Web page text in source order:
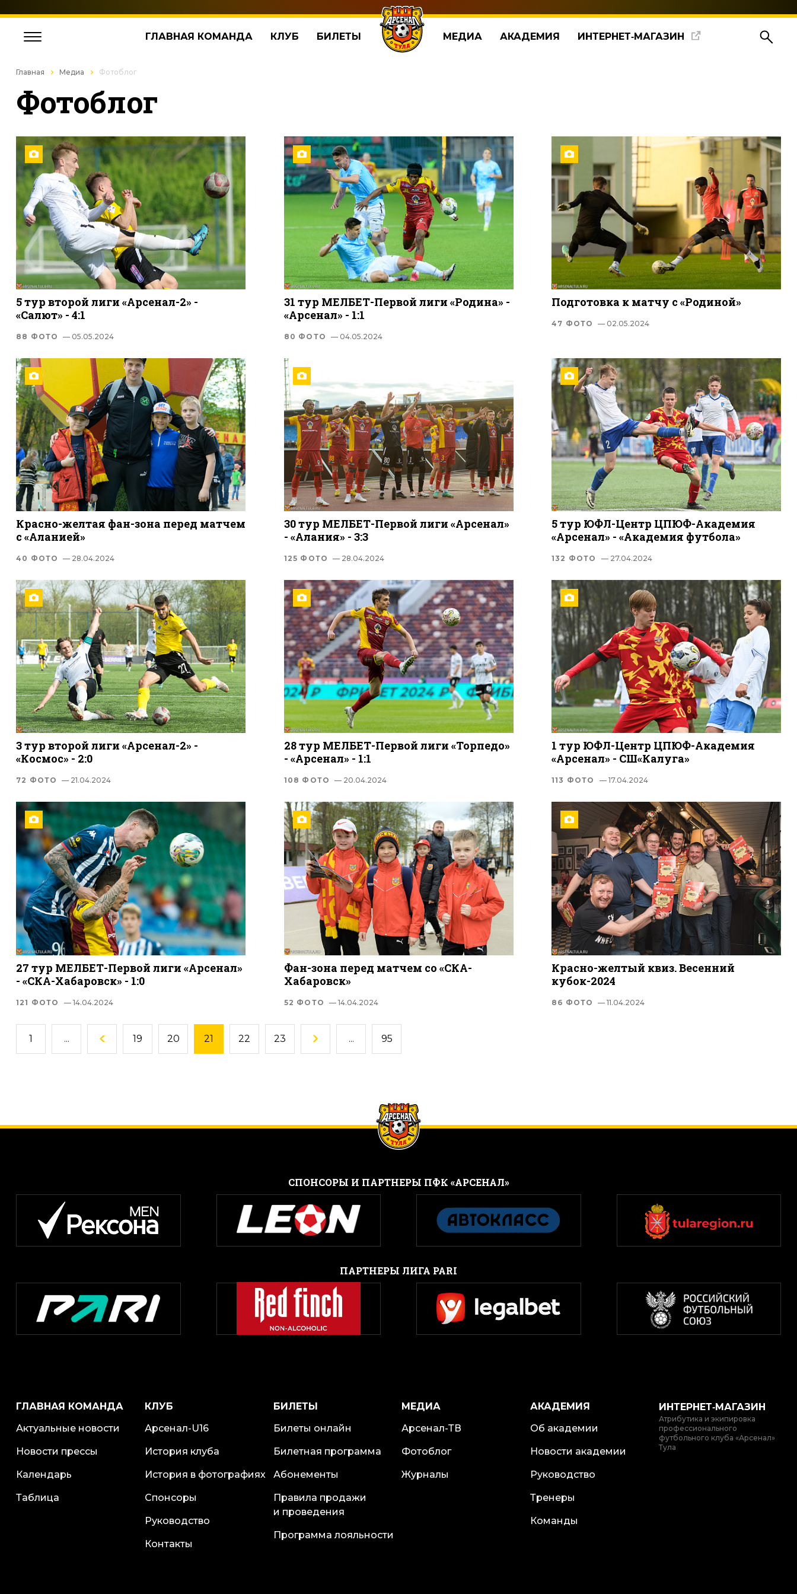
ГЛАВНАЯ КОМАНДА КЛУБ БИЛЕТЫ МЕДИА АКАДЕМИЯ ИНТЕРНЕТ‑МАГАЗИН
Главная Медиа Фотоблог
Фотоблог
5 тур второй лиги «Арсенал-2» -
«Салют» - 4:1
88 ФОТО — 05.05.2024
31 тур МЕЛБЕТ-Первой лиги «Родина» -
«Арсенал» - 1:1
80 ФОТО — 04.05.2024
Подготовка к матчу с «Родиной»
47 ФОТО — 02.05.2024
Красно-желтая фан-зона перед матчем
с «Аланией»
40 ФОТО — 28.04.2024
30 тур МЕЛБЕТ-Первой лиги «Арсенал»
- «Алания» - 3:3
125 ФОТО — 28.04.2024
5 тур ЮФЛ-Центр ЦПЮФ-Академия
«Арсенал» - «Академия футбола»
132 ФОТО — 27.04.2024
3 тур второй лиги «Арсенал-2» -
«Космос» - 2:0
72 ФОТО — 21.04.2024
28 тур МЕЛБЕТ-Первой лиги «Торпедо»
- «Арсенал» - 1:1
108 ФОТО — 20.04.2024
1 тур ЮФЛ-Центр ЦПЮФ-Академия
«Арсенал» - СШ«Калуга»
113 ФОТО — 17.04.2024
27 тур МЕЛБЕТ-Первой лиги «Арсенал»
- «СКА-Хабаровск» - 1:0
121 ФОТО — 14.04.2024
Фан-зона перед матчем со «СКА-
Хабаровск»
52 ФОТО — 14.04.2024
Красно-желтый квиз. Весенний
кубок-2024
86 ФОТО — 11.04.2024
1 ... 19 20 21 22 23 ... 95
CПОНСОРЫ И ПАРТНЕРЫ ПФК «АРСЕНАЛ»
ПАРТНЕРЫ ЛИГА PARI
ГЛАВНАЯ КОМАНДА
Актуальные новости
Новости прессы
Календарь
Таблица
КЛУБ
Арсенал-U16
История клуба
История в фотографиях
Спонсоры
Руководство
Контакты
БИЛЕТЫ
Билеты онлайн
Билетная программа
Абонементы
Правила продажи
и проведения
Программа лояльности
МЕДИА
Арсенал-ТВ
Фотоблог
Журналы
АКАДЕМИЯ
Об академии
Новости академии
Руководство
Тренеры
Команды
ИНТЕРНЕТ‑МАГАЗИН
Атрибутика и экипировка
профессионального
футбольного клуба «Арсенал»
Тула